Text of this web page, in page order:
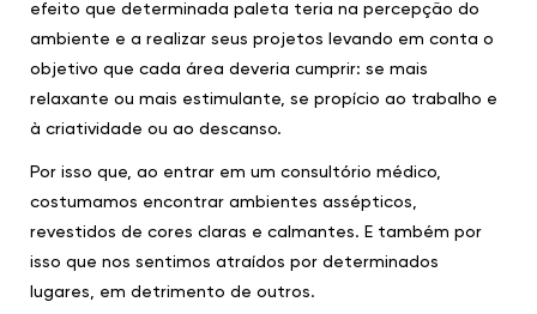
efeito que determinada paleta teria na percepção do
ambiente e a realizar seus projetos levando em conta o
objetivo que cada área deveria cumprir: se mais
relaxante ou mais estimulante, se propício ao trabalho e
à criatividade ou ao descanso.
Por isso que, ao entrar em um consultório médico,
costumamos encontrar ambientes assépticos,
revestidos de cores claras e calmantes. E também por
isso que nos sentimos atraídos por determinados
lugares, em detrimento de outros.